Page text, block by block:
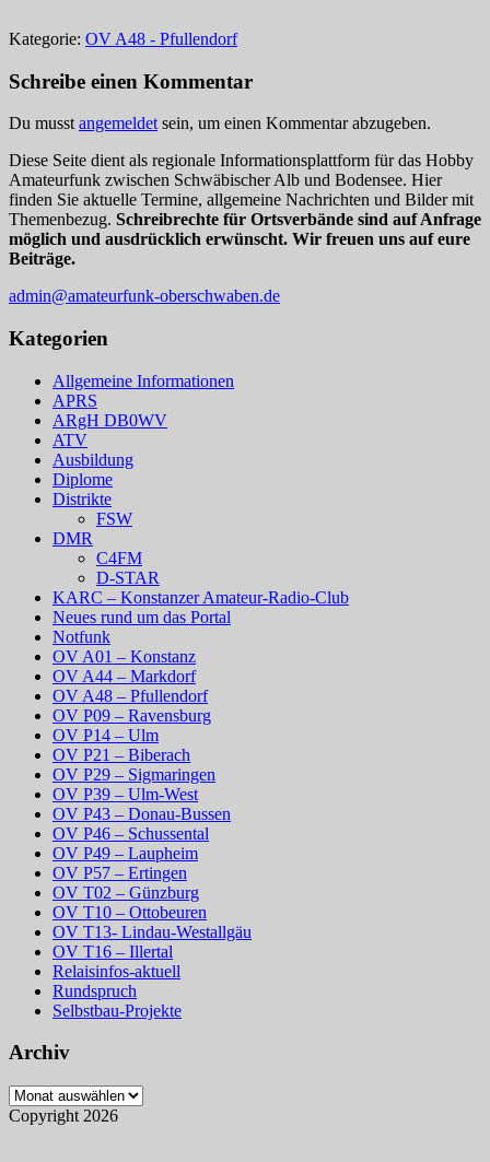
Kategorie: OV A48 - Pfullendorf
Schreibe einen Kommentar
Du musst angemeldet sein, um einen Kommentar abzugeben.
Diese Seite dient als regionale Informationsplattform für das Hobby
Amateurfunk zwischen Schwäbischer Alb und Bodensee. Hier
finden Sie aktuelle Termine, allgemeine Nachrichten und Bilder mit
Themenbezug. Schreibrechte für Ortsverbände sind auf Anfrage
möglich und ausdrücklich erwünscht. Wir freuen uns auf eure
Beiträge.
admin@amateurfunk-oberschwaben.de
Kategorien
Allgemeine Informationen
APRS
ARgH DB0WV
ATV
Ausbildung
Diplome
Distrikte
FSW
DMR
C4FM
D-STAR
KARC – Konstanzer Amateur-Radio-Club
Neues rund um das Portal
Notfunk
OV A01 – Konstanz
OV A44 – Markdorf
OV A48 – Pfullendorf
OV P09 – Ravensburg
OV P14 – Ulm
OV P21 – Biberach
OV P29 – Sigmaringen
OV P39 – Ulm-West
OV P43 – Donau-Bussen
OV P46 – Schussental
OV P49 – Laupheim
OV P57 – Ertingen
OV T02 – Günzburg
OV T10 – Ottobeuren
OV T13- Lindau-Westallgäu
OV T16 – Illertal
Relaisinfos-aktuell
Rundspruch
Selbstbau-Projekte
Archiv
Archiv
Copyright 2026